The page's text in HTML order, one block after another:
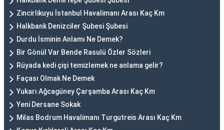
Zincirlikuyu İstanbul Havalimanı Arası Kaç Km
Halkbank Denizciler Şubesi Şubesi
Durdu İsminin Anlamı Ne Demek?
Bir Gönül Var Bende Rasulü Özler Sözleri
Rüyada kedi çişi temizlemek ne anlama gelir?
Façası Olmak Ne Demek
Yukarı Ağcagüney Çarşamba Arası Kaç Km
Yeni Dersane Sokak
Milas Bodrum Havalimanı Turgutreis Arası Kaç Km